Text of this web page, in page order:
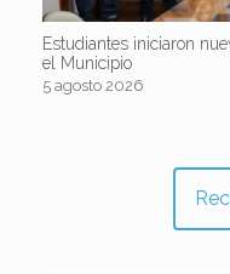
Estudiantes iniciaron
el Municipio
5 agosto 2026